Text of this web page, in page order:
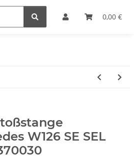
0,00 €
W126 SE SEL